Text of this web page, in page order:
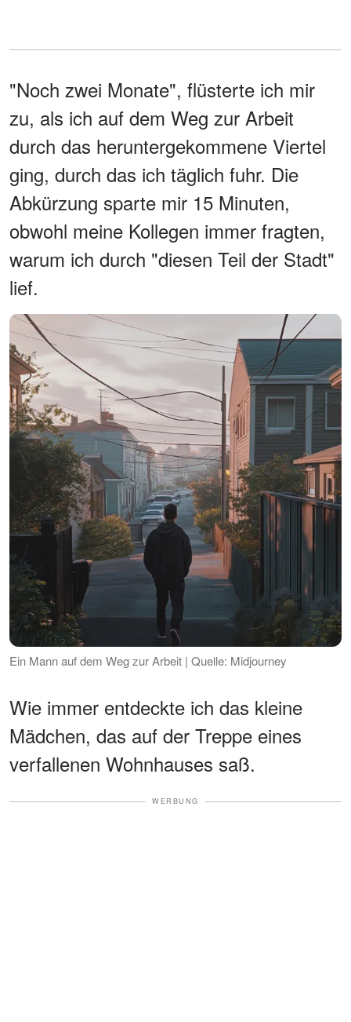
"Noch zwei Monate", flüsterte ich mir
zu, als ich auf dem Weg zur Arbeit
durch das heruntergekommene Viertel
ging, durch das ich täglich fuhr. Die
Abkürzung sparte mir 15 Minuten,
obwohl meine Kollegen immer fragten,
warum ich durch "diesen Teil der Stadt"
lief.
Ein Mann auf dem Weg zur Arbeit | Quelle: Midjourney
Wie immer entdeckte ich das kleine
Mädchen, das auf der Treppe eines
verfallenen Wohnhauses saß.
WERBUNG